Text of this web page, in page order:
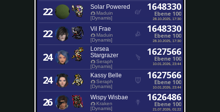
22 Solar Powered
Maduin
[Dynamis]
1648330
Ebene 100
28.10.2025, 17:30
22 Vil Frae
Maduin
[Dynamis]
1648330
Ebene 100
28.10.2025, 17:30
24
Lorsea
Stargrazer
Seraph
[Dynamis]
1627566
Ebene 100
10.01.2026, 23:44
24 Kassy Belle
Seraph
[Dynamis]
1627566
Ebene 100
10.01.2026, 23:44
26 Wispy Wisbae
Kraken
[Dynamis]
1626486
Ebene 100
21.07.2026, 01:22